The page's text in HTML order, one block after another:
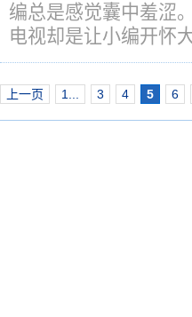
编总是感觉囊中羞涩
电视却是让小编开怀大
上一页 1... 3 4 5 6